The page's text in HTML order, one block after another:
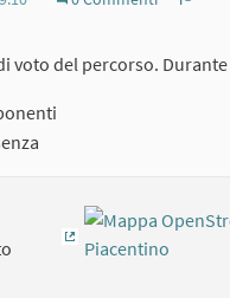
voto del percorso.
(Collegamento